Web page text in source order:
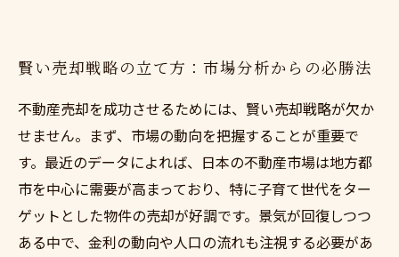
賢い売却戦略の立て方：市場分析からの必勝法
不動産売却を成功させるためには、賢い売却戦略が欠か
せません。まず、市場の動向を把握することが重要で
す。最近のデータによれば、日本の不動産市場は地方都
市を中心に需要が高まっており、特に子育て世代をター
ゲットとした物件の売却が好調です。景気が回復しつつ
ある中で、金利の動向や人口の流れも注視する必要があ